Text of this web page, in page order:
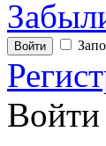
Войти